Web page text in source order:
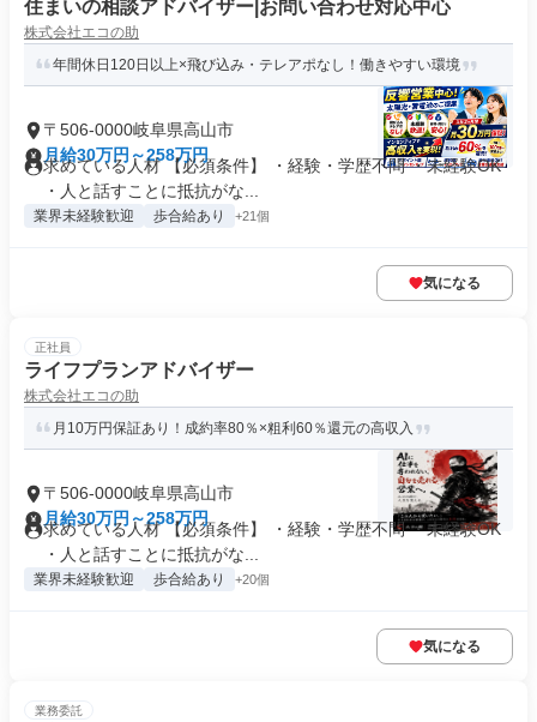
住まいの相談アドバイザー|お問い合わせ対応中心
株式会社エコの助
年間休日120日以上×飛び込み・テレアポなし！働きやすい環境
〒506-0000岐阜県高山市
月給30万円～258万円
求めている人材 【必須条件】 ・経験・学歴不問 ・未経験OK
・人と話すことに抵抗がな...
業界未経験歓迎 歩合給あり +21個
気になる
正社員
ライフプランアドバイザー
株式会社エコの助
月10万円保証あり！成約率80％×粗利60％還元の高収入
〒506-0000岐阜県高山市
月給30万円～258万円
求めている人材 【必須条件】 ・経験・学歴不問 ・未経験OK
・人と話すことに抵抗がな...
業界未経験歓迎 歩合給あり +20個
気になる
業務委託